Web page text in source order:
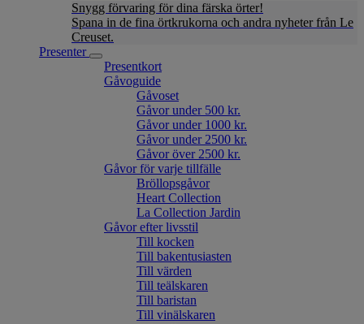
Snygg förvaring för dina färska örter!
Spana in de fina örtkrukorna och andra nyheter från Le
Creuset.
Presenter
Presentkort
Gåvoguide
Gåvoset
Gåvor under 500 kr.
Gåvor under 1000 kr.
Gåvor under 2500 kr.
Gåvor över 2500 kr.
Gåvor för varje tillfälle
Bröllopsgåvor
Heart Collection
La Collection Jardin
Gåvor efter livsstil
Till kocken
Till bakentusiasten
Till värden
Till teälskaren
Till baristan
Till vinälskaren